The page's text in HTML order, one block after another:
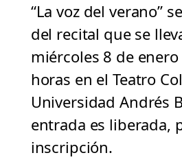
“La voz del verano”
del recital que se
miércoles 8 de
horas en el Teatro
Universidad Andrés
entrada es liberada,
inscripción.